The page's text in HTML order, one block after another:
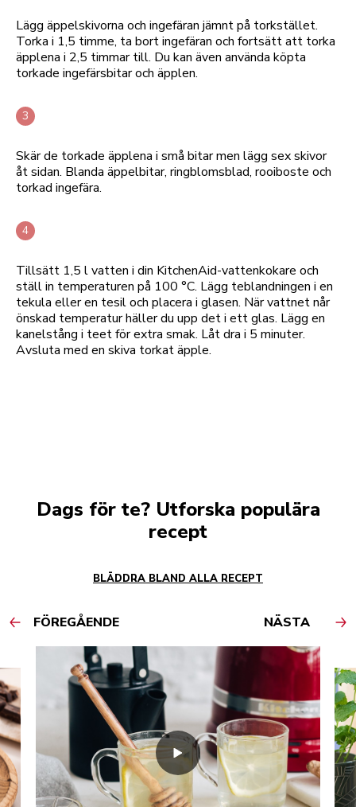
Lägg äppelskivorna och ingefäran jämnt på torkstället.
Torka i 1,5 timme, ta bort ingefäran och fortsätt att torka
äpplena i 2,5 timmar till. Du kan även använda köpta
torkade ingefärsbitar och äpplen.
Skär de torkade äpplena i små bitar men lägg sex skivor
åt sidan. Blanda äppelbitar, ringblomsblad, rooiboste och
torkad ingefära.
Tillsätt 1,5 l vatten i din KitchenAid-vattenkokare och
ställ in temperaturen på 100 °C. Lägg teblandningen i en
tekula eller en tesil och placera i glasen. När vattnet når
önskad temperatur häller du upp det i ett glas. Lägg en
kanelstång i teet för extra smak. Låt dra i 5 minuter.
Avsluta med en skiva torkat äpple.
Dags för te? Utforska populära
recept
BLÄDDRA BLAND ALLA RECEPT
FÖREGÅENDE NÄSTA